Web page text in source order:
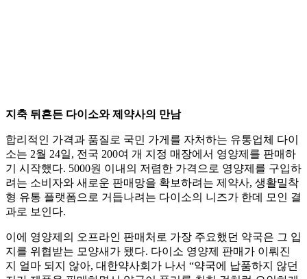
지축 뒤흔든 다이소와 제약사의 만남
합리적인 가격과 품질로 국민 가게를 자처하는 유통업체 다이
소는 2월 24일, 전국 200여 개 지정 매장에서 영양제를 판매하
기 시작했다. 5000원 이내의 저렴한 가격으로 영양제를 구입하
려는 소비자와 새로운 판매망을 확보하려는 제약사, 생활밀착
형 유통 플랫폼으로 거듭나려는 다이소의 니즈가 한데 모인 결
과로 보인다.
이에 영양제의 오프라인 판매처로 가장 주요했던 약국은 그 입
지를 위협받는 모양새가 됐다. 다이소 영양제 판매가 이뤄진
지 얼마 되지 않아, 대한약사회가 나서 “약국에 납품하지 않던